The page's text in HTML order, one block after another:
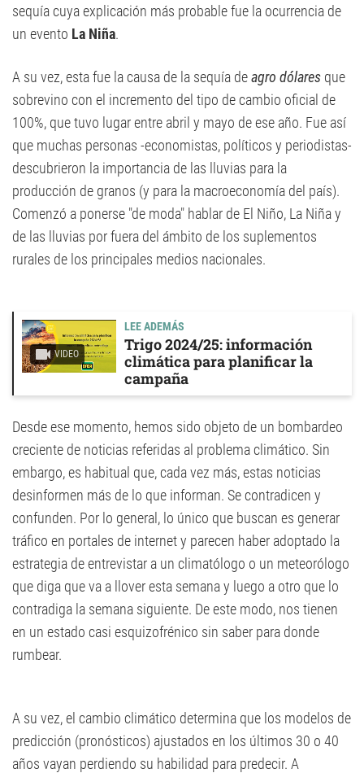
sequía cuya explicación más probable fue la ocurrencia de
un evento La Niña.
A su vez, esta fue la causa de la sequía deagro dólares que
sobrevino con el incremento del tipo de cambio oficial de
100%, que tuvo lugar entre abril y mayo de ese año. Fue así
que muchas personas -economistas, políticos y periodistas-
descubrieron la importancia de las lluvias para la
producción de granos (y para la macroeconomía del país).
Comenzó a ponerse "de moda" hablar de El Niño, La Niña y
de las lluvias por fuera del ámbito de los suplementos
rurales de los principales medios nacionales.
VIDEO
LEE ADEMÁS
Trigo 2024/25: información
climática para planificar la
campaña
Desde ese momento, hemos sido objeto de un bombardeo
creciente de noticias referidas al problema climático. Sin
embargo, es habitual que, cada vez más, estas noticias
desinformen más de lo que informan. Se contradicen y
confunden. Por lo general, lo único que buscan es generar
tráfico en portales de internet y parecen haber adoptado la
estrategia de entrevistar a un climatólogo o un meteorólogo
que diga que va a llover esta semana y luego a otro que lo
contradiga la semana siguiente. De este modo, nos tienen
en un estado casi esquizofrénico sin saber para donde
rumbear.
A su vez, el cambio climático determina que los modelos de
predicción (pronósticos) ajustados en los últimos 30 o 40
años vayan perdiendo su habilidad para predecir. A